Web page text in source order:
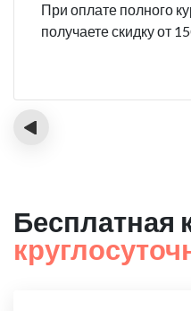
При оплате полного
получаете скидку от
‹
Бесплатная